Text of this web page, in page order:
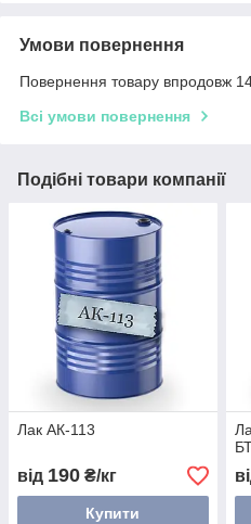
Умови повернення
Повернення товару впродовж
Всі умови повернення
Подібні товари компанії
Лак АК-113
від 190 ₴/кг
Купити